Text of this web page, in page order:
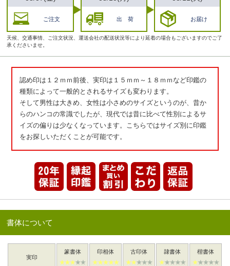
ご注文 出 荷 お届け
天候、交通事情、ご注文状況、運送会社の配送状況等により延着の場合もございますのでご了
承くださいませ。
認め印は１２ｍｍ前後、実印は１５ｍｍ～１８ｍｍなど印鑑の
種類によって一般的とされるサイズも変わります。
そして男性は大きめ、女性は小さめのサイズというのが、昔か
らのハンコの常識でしたが、現代では昔に比べて性別によるサ
イズの偏りは少なくなっています。こちらではサイズ別に印鑑
をお探しいただくことが可能です。
書体について
実印
篆書体 印相体 古印体 隷書体 楷書体